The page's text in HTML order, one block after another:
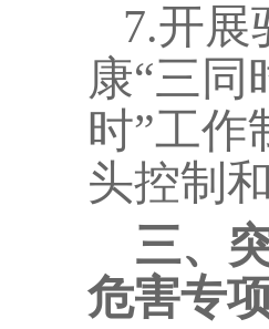
7.开展
康“三同
时”工作
头控制
三、
危害专